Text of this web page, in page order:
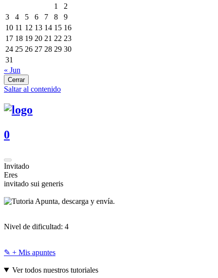
1
2
3
4 5 6 7 8
9
10 11 12 13 14 15 16
17 18 19 20 21 22 23
24 25 26 27 28 29 30
31
« Jun
Cerrar
Saltar al contenido
0
Invitado
Eres
invitado sui generis
Apunta, descarga y envía.
Nivel de dificultad: 4
✎ + Mis apuntes
Ver todos nuestros tutoriales